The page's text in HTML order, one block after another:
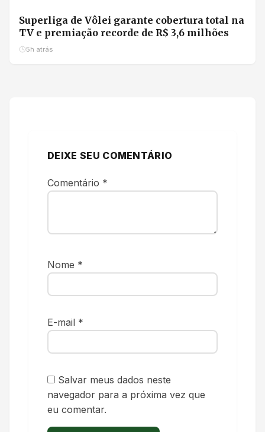
Superliga de Vôlei garante cobertura total na
TV e premiação recorde de R$ 3,6 milhões
5h atrás
DEIXE SEU COMENTÁRIO
Comentário *
Nome *
E-mail *
Salvar meus dados neste
navegador para a próxima vez que
eu comentar.